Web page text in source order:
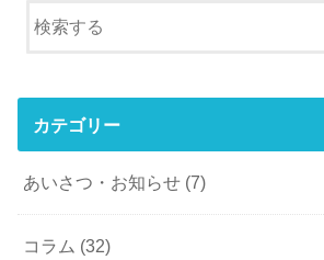
カテゴリー
あいさつ・お知らせ (7)
コラム (32)